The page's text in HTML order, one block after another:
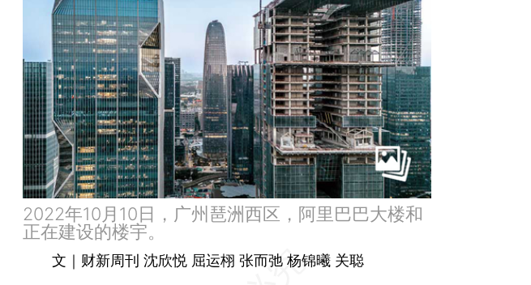
2022年10月10日，广州琶洲西区，阿里巴巴大楼和
正在建设的楼宇。
文｜财新周刊 沈欣悦 屈运栩 张而弛 杨锦曦 关聪